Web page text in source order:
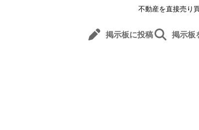
不動産を直接売り
掲示板に投稿 掲示板